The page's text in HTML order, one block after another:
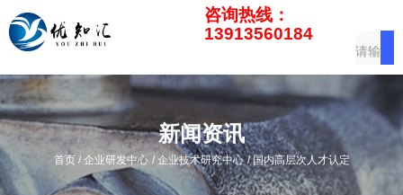
咨询热线：
13913560184
新闻资讯
首页 / 企业研发中心 / 企业技术研究中心 /国内高层次人才认定